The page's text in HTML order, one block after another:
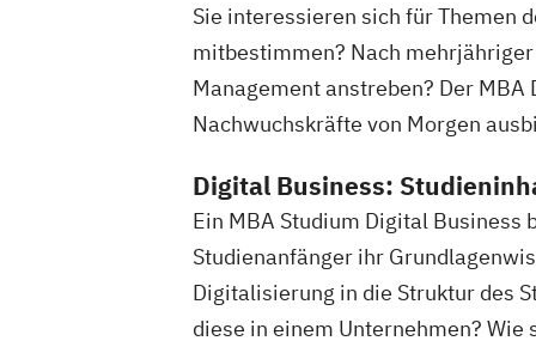
Sie interessieren sich für Themen
mitbestimmen? Nach
Management anstreben? Der
Nachwuchskräfte von Morgen
Digital Business:
Ein MBA Studium Digital
Studienanfänger ihr
Digitalisierung in die Struktur des
diese in einem Unternehmen?